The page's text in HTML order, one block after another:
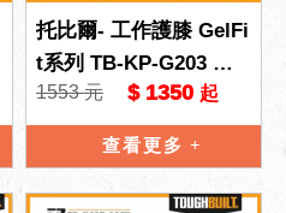
托比爾- 工作護膝 GelFi
t系列 TB-KP-G203 透
明款 TB 托比爾 工作防
護 TOU
1553 元 $ 1350 起
查看更多